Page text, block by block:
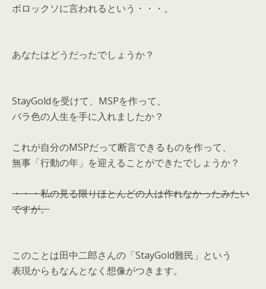
ボロックソに言われるという・・・。
あなたはどうだったでしょうか？
StayGoldを受けて、MSPを作って、
バラ色の人生を手に入れましたか？
これが自分のMSPだって断言できるものを作って、
無事「行動の年」を迎えることができたでしょうか？
・・・私の見る限りほとんどの人は作れなかったみたい
ですが。
このことは田中二郎さんの「StayGold難民」という
表現からもなんとなく想像がつきます。